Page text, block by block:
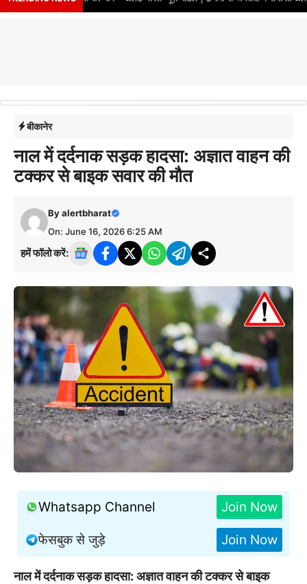
बीकानेर
नाल में दर्दनाक सड़क हादसा: अज्ञात वाहन की
टक्कर से बाइक सवार की मौत
Byalertbharat
On: June 16, 2026 6:25 AM
हमें फॉलो करें:
Whatsapp Channel Join Now
फेसबुक से जुड़े Join Now
नाल में दर्दनाक सड़क हादसा: अज्ञात वाहन की टक्कर से बाइक